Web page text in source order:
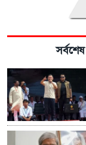
সর্বশেষ